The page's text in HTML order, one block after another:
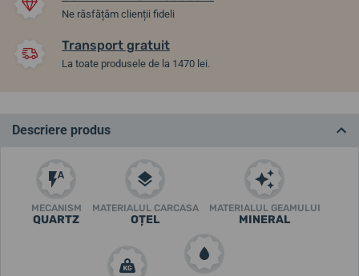
Ne răsfățăm clienții fideli
Transport gratuit
La toate produsele de la 1470 lei.
Descriere produs
MECANISM
QUARTZ
MATERIALUL CARCASA
OȚEL
MATERIALUL GEAMULUI
MINERAL